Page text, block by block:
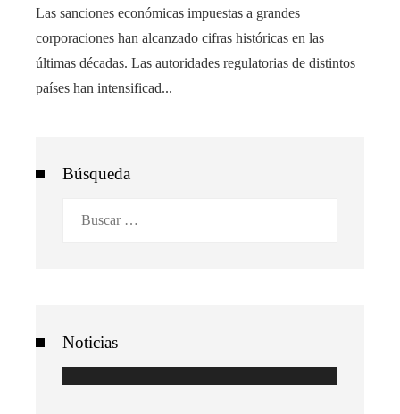
Las sanciones económicas impuestas a grandes
corporaciones han alcanzado cifras históricas en las
últimas décadas. Las autoridades regulatorias de distintos
países han intensificad...
Búsqueda
Noticias